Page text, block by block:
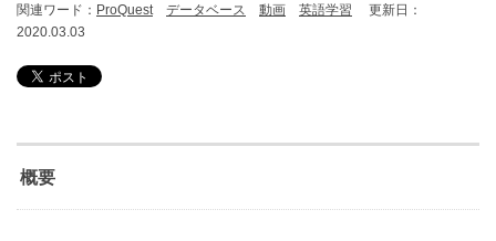
関連ワード： ProQuest データベース 動画 英語学習
更新日：
2020.03.03
概要